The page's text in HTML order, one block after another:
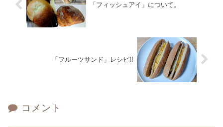
「フィッシュアイ」について。
「フルーツサンド」レシピ!!
コメント